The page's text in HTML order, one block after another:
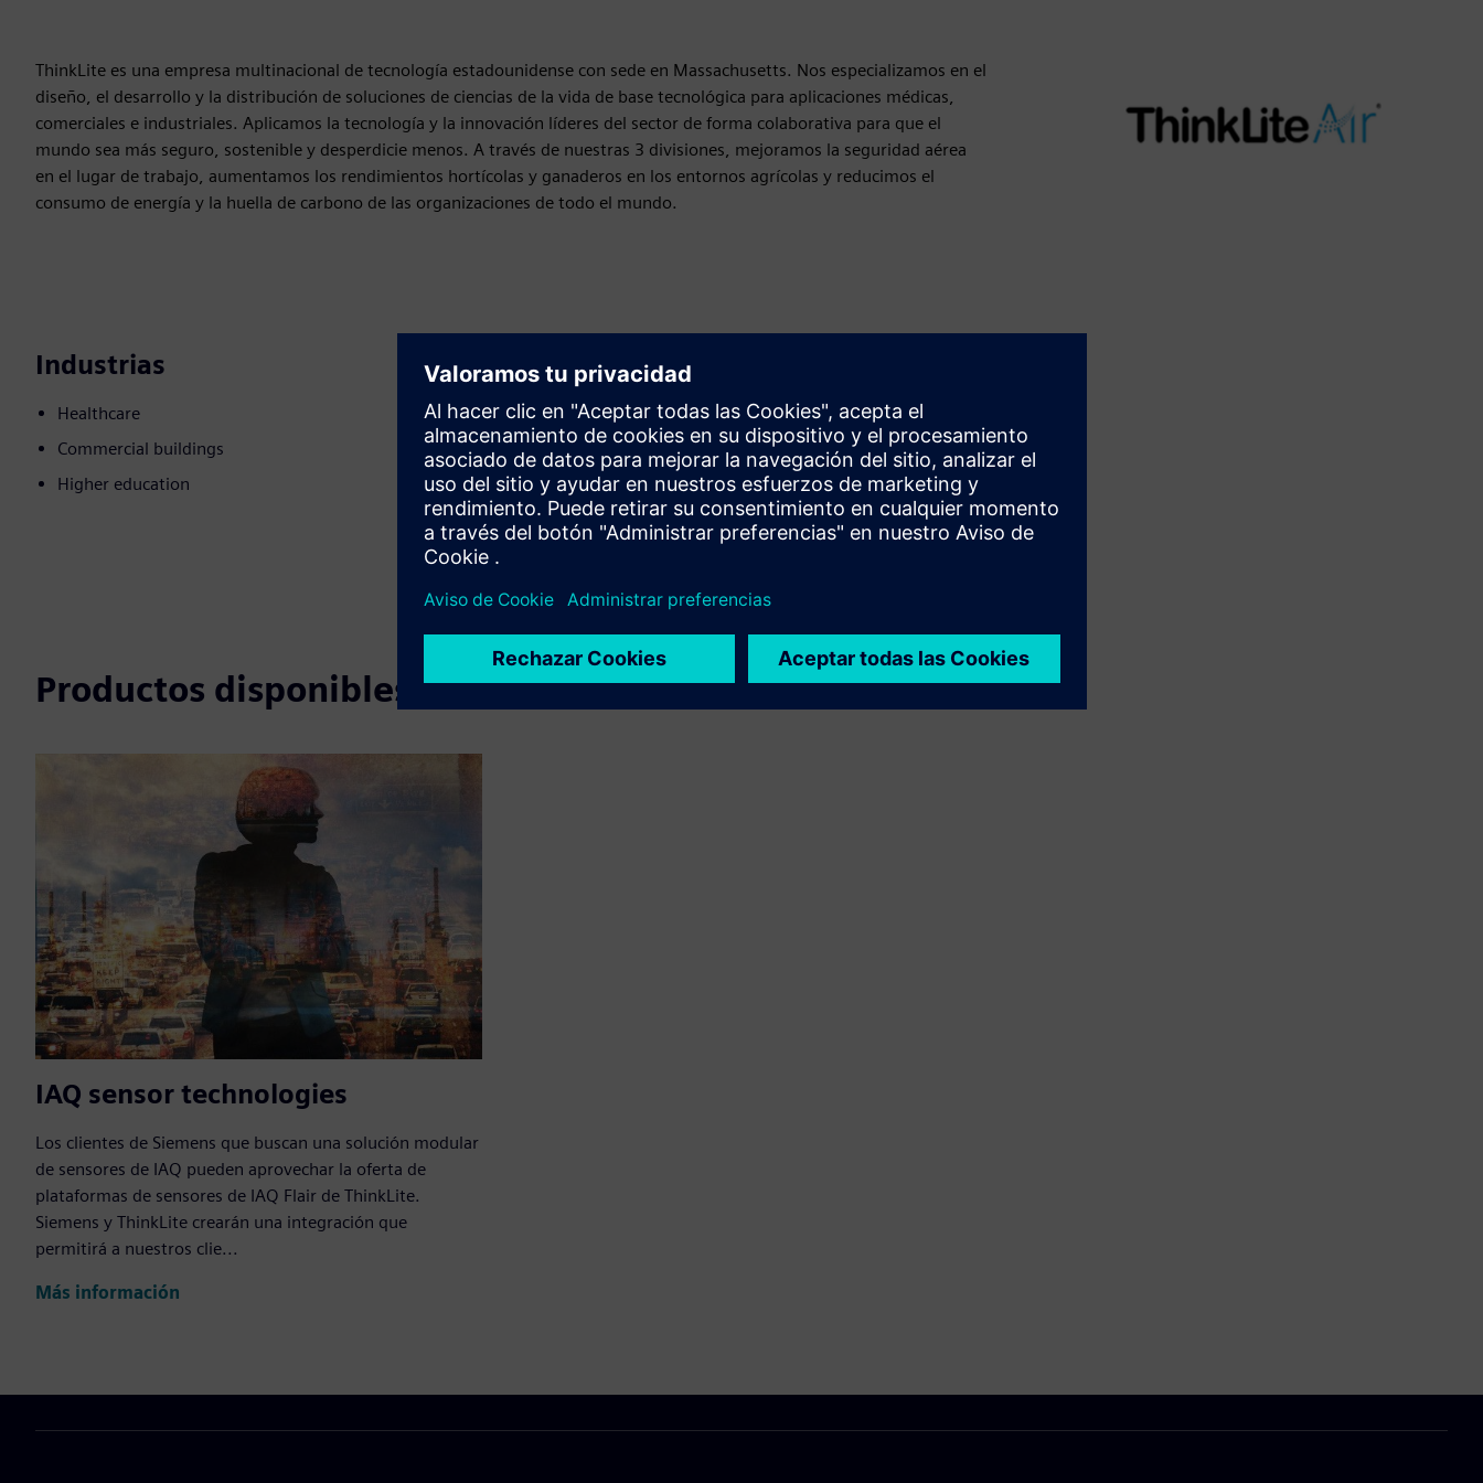
ThinkLite es una empresa multinacional de tecnología estadounidense con sede en Massachusetts. Nos especializamos en el
diseño, el desarrollo y la distribución de soluciones de ciencias de la vida de base tecnológica para aplicaciones médicas,
comerciales e industriales. Aplicamos la tecnología y la innovación líderes del sector de forma colaborativa para que el
mundo sea más seguro, sostenible y desperdicie menos. A través de nuestras 3 divisiones, mejoramos la seguridad aérea
en el lugar de trabajo, aumentamos los rendimientos hortícolas y ganaderos en los entornos agrícolas y reducimos el
consumo de energía y la huella de carbono de las organizaciones de todo el mundo.
Industrias
Healthcare
Commercial buildings
Higher education
Movimiento
Build
Amplía o se basa en un producto o solución de Siemens
Xcelerator mediante la creación de un nuevo producto, o
crea una nueva solución para el cliente mediante la
integración del producto Siemens Xcelerator y el
producto propio
Productos disponibles
IAQ sensor technologies
Los clientes de Siemens que buscan una solución modular
de sensores de IAQ pueden aprovechar la oferta de
plataformas de sensores de IAQ Flair de ThinkLite.
Siemens y ThinkLite crearán una integración que
permitirá a nuestros clie...
Más información